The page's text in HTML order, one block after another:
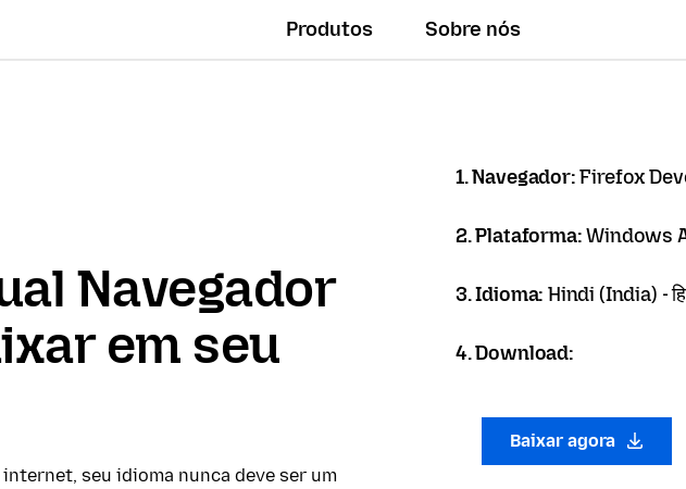
Produtos Sobre nós
Navegador
em seu
seu idioma nunca deve ser um
1. Navegador:Firefox
2. Plataforma:Windows
3. Idioma:Hindi (India) -
4. Download:
Baixar agora